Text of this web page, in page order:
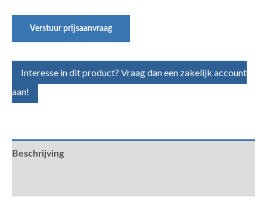
Verstuur prijsaanvraag
Interesse in dit product? Vraag dan een zakelijk account
aan!
Beschrijving